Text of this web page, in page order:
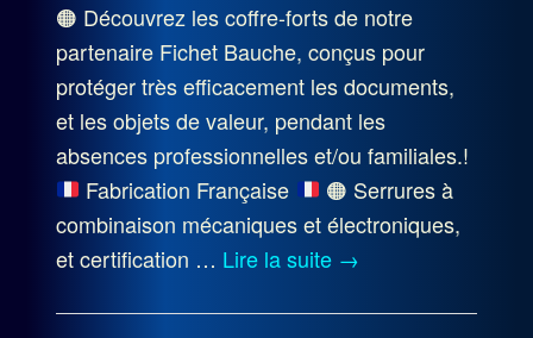
🟠 Découvrez les coffre-forts de notre
partenaire Fichet Bauche, conçus pour
protéger très efficacement les documents,
et les objets de valeur, pendant les
absences professionnelles et/ou familiales.!
Fabrication Française
🟠 Serrures à
combinaison mécaniques et électroniques,
et certification … Lire la suite →